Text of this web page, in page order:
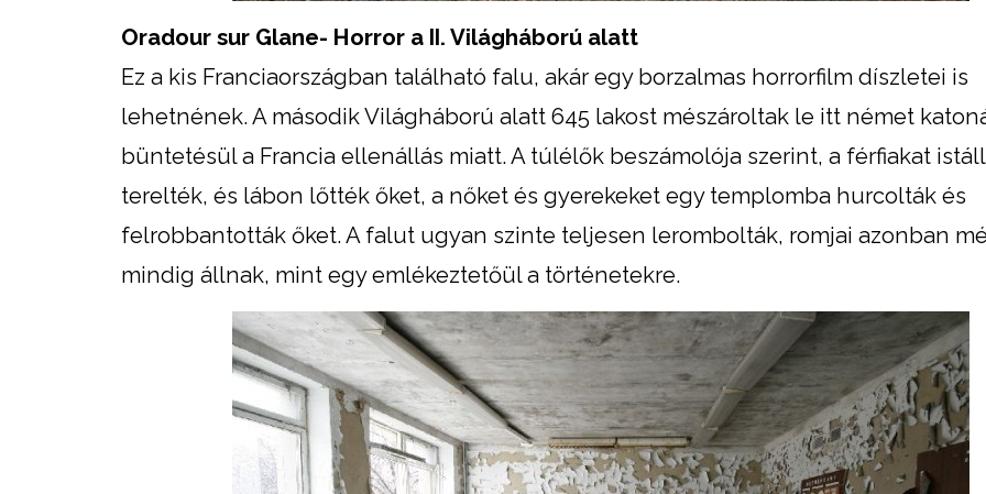
Oradour sur Glane- Horror a II. Világháború alatt
Ez a kis Franciaországban található falu, akár egy borzalmas horrorfilm díszletei is
lehetnének. A második Világháború alatt 645 lakost mészároltak le itt német
büntetésül a Francia ellenállás miatt. A túlélők beszámolója szerint, a férfiakat
terelték, és lábon lőtték őket, a nőket és gyerekeket egy templomba hurcolták és
felrobbantották őket. A falut ugyan szinte teljesen lerombolták, romjai azonban
mindig állnak, mint egy emlékeztetőül a történetekre.